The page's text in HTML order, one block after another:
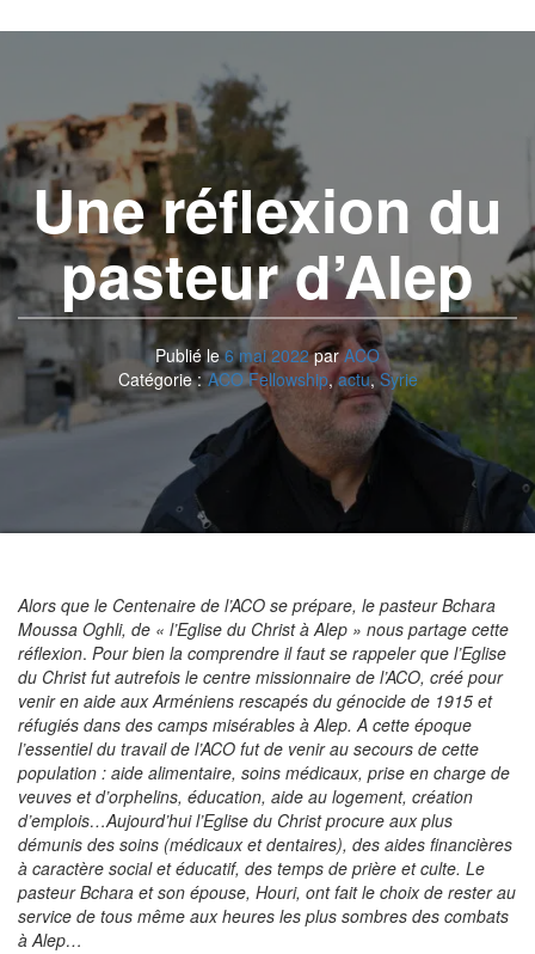
Une réflexion du
pasteur d’Alep
Publié le6 mai 2022parACO
Catégorie : ACO Fellowship,actu,Syrie
Alors que le Centenaire de l’ACO se prépare, le pasteur Bchara
Moussa Oghli, de « l’Eglise du Christ à Alep » nous partage cette
réflexion. Pour bien la comprendre il faut se rappeler que l’Eglise
du Christ fut autrefois le centre missionnaire de l’ACO, créé pour
venir en aide aux Arméniens rescapés du génocide de 1915 et
réfugiés dans des camps misérables à Alep. A cette époque
l’essentiel du travail de l’ACO fut de venir au secours de cette
population : aide alimentaire, soins médicaux, prise en charge de
veuves et d’orphelins, éducation, aide au logement, création
d’emplois…Aujourd’hui l’Eglise du Christ procure aux plus
démunis des soins (médicaux et dentaires), des aides financières
à caractère social et éducatif, des temps de prière et culte. Le
pasteur Bchara et son épouse, Houri, ont fait le choix de rester au
service de tous même aux heures les plus sombres des combats
à Alep…